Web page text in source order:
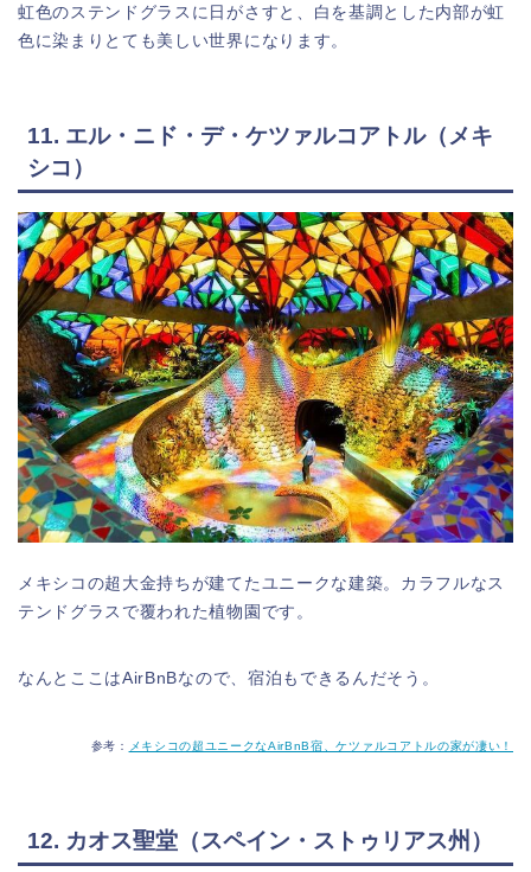
虹色のステンドグラスに日がさすと、白を基調とした内部が虹
色に染まりとても美しい世界になります。
11. エル・ニド・デ・ケツァルコアトル（メキ
シコ）
メキシコの超大金持ちが建てたユニークな建築。カラフルなス
テンドグラスで覆われた植物園です。
なんとここはAirBnBなので、宿泊もできるんだそう。
参考： メキシコの超ユニークなAirBnB宿、ケツァルコアトルの家が凄い！
12. カオス聖堂（スペイン・ストゥリアス州）